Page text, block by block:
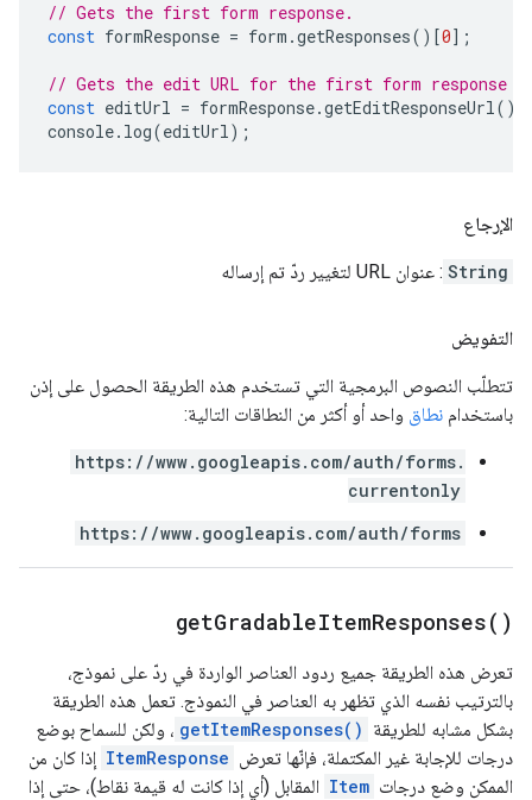
// Gets the first form response.
const formResponse = form .getResponses()[0];
// Gets the edit URL for the first form response
const editUrl = formResponse.getEditResponseUrl();
console. log(editUrl);
الإرجاع
String : عنوان URL لتغيير ردّ تم إرساله
التفويض
تتطلّب النصوص البرمجية التي تستخدم هذه الطريقة الحصول على إذن
باستخدام نطاق واحد أو أكثر من النطاقات التالية:
https://www.googleapis.com/auth/forms.
currentonly
https://www.googleapis.com/auth/forms
getGradableItemResponses( )
تعرض هذه الطريقة جميع ردود العناصر الواردة في ردّ على نموذج،
بالترتيب نفسه الذي تظهر به العناصر في النموذج. تعمل هذه الطريقة
بشكل مشابه للطريقة getItemResponses() ، ولكن للسماح بوضع
درجات للإجابة غير المكتملة، فإنّها تعرض ItemResponse إذا كان من
الممكن وضع درجات Item المقابل (أي إذا كانت له قيمة نقاط)، حتى إذا